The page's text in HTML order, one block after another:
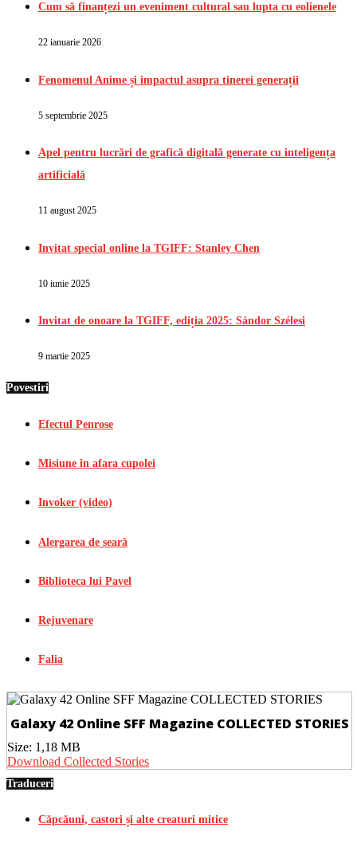
Cum să finanțezi un eveniment cultural sau lupta cu eolienele
22 ianuarie 2026
Fenomenul Anime și impactul asupra tinerei generații
5 septembrie 2025
Apel pentru lucrări de grafică digitală generate cu inteligența
artificială
11 august 2025
Invitat special online la TGIFF: Stanley Chen
10 iunie 2025
Invitat de onoare la TGIFF, ediția 2025: Sándor Szélesi
9 martie 2025
Povestiri
Efectul Penrose
Misiune în afara cupolei
Invoker (video)
Alergarea de seară
Biblioteca lui Pavel
Rejuvenare
Falia
Galaxy 42 Online SFF Magazine COLLECTED STORIES
Size: 1,18 MB
Download Collected Stories
Traduceri
Căpcăuni, castori și alte creaturi mitice